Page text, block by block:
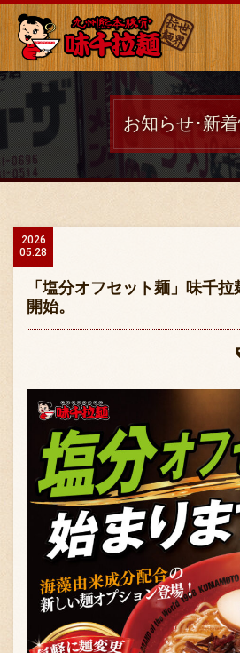
全国
展開 海外 653 店
ホーム
店舗案内
お問い合わ
ブランド
FC加盟店
お知らせ･新
2026
05.28
「塩分オフセット麺」味千
開始。